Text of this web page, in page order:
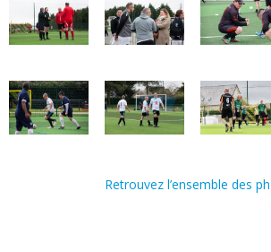
Retrouvez l’ensemble des